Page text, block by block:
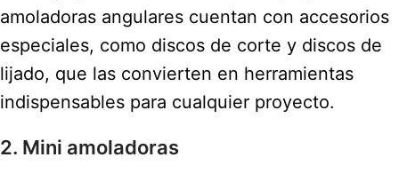
amoladoras angulares cuentan con accesorios
especiales, como discos de corte y discos de
lijado, que las convierten en herramientas
indispensables para cualquier proyecto.
2. Mini amoladoras